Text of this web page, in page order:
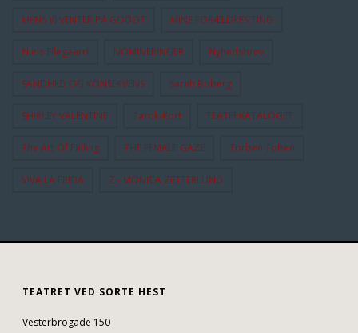
MENS VI VENTER PÅ GODOT MINE FORÆLDRES TING
Niels Ellegaard NOMINERINGER Nyhedsbrev
SANDHED OG KONSEKVENS Sarah Boberg
SHIRLEY VALENTINE Tarok-Kort TEATERKATALOGET
The Art Of Falling THE FEMALE GAZE Torben Toben
VIVA LA FRIDA Z - MONICA ZETTERLUND
TEATRET VED SORTE HEST
Vesterbrogade 150